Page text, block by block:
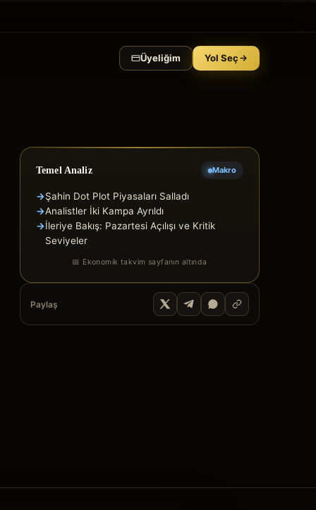
Üyeliğim Yol Seç
Temel Analiz Makro
→Şahin Dot Plot Piyasaları Salladı
→Analistler İki Kampa Ayrıldı
→İleriye Bakış: Pazartesi Açılışı ve Kritik
Seviyeler
📅 Ekonomik takvim sayfanın altında
Paylaş